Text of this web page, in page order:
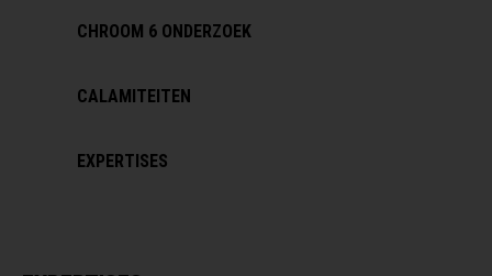
CHROOM 6 ONDERZOEK
CALAMITEITEN
EXPERTISES